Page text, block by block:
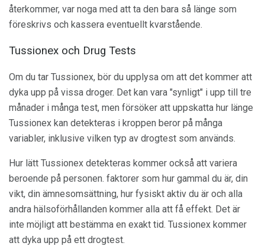
återkommer, var noga med att ta den bara så länge som
föreskrivs och kassera eventuellt kvarstående.
Tussionex och Drug Tests
Om du tar Tussionex, bör du upplysa om att det kommer att
dyka upp på vissa droger. Det kan vara "synligt" i upp till tre
månader i många test, men försöker att uppskatta hur länge
Tussionex kan detekteras i kroppen beror på många
variabler, inklusive vilken typ av drogtest som används.
Hur lätt Tussionex detekteras kommer också att variera
beroende på personen. faktorer som hur gammal du är, din
vikt, din ämnesomsättning, hur fysiskt aktiv du är och alla
andra hälsoförhållanden kommer alla att få effekt. Det är
inte möjligt att bestämma en exakt tid. Tussionex kommer
att dyka upp på ett drogtest.